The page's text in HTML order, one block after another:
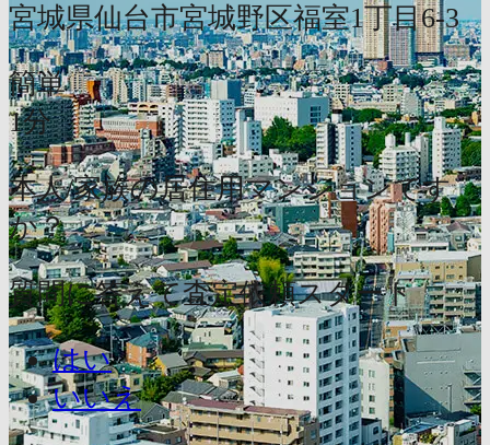
宮城県仙台市宮城野区福室1丁目6-3
簡単
1分
本人/家族の居住用マンションです
か？
質問に答えて査定依頼スタート
はい
いいえ